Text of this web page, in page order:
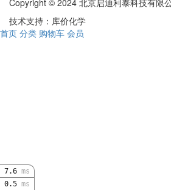
技术支持：库价化学
首页 分类 购物车 会员
7.6 ms
0.5 ms